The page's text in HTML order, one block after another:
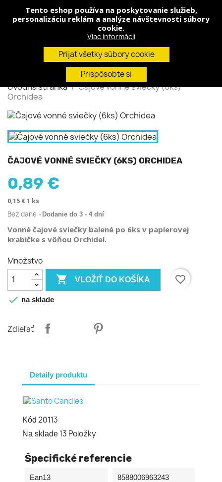
Tento eshop používa na poskytovanie služieb,
personalizáciu reklám a analýze návštevnosti súbory
cookie.
Viac informácií
Prijať všetky súbory cookie
Prispôsobte si
shopping_cart

Úvodná stránka
Čajové vonné sviečky (6ks)
Orchidea
ČAJOVÉ VONNÉ SVIEČKY (6KS) ORCHIDEA
0,89 €
0,15 € 1 ks
Bez dane
Dodanie do 3 - 4 dní
Vonné čajové sviečky balené po 6ks v papierovej
krabičke s vôňou Orchideí.
Množstvo
 VLOŽIŤ DO KOŠÍKA
favorite_border
 na sklade
Zdieľať
Detaily produktu
Kód 20113
Na sklade 13 Položky
Špecifické referencie
Ean13 8588006963243